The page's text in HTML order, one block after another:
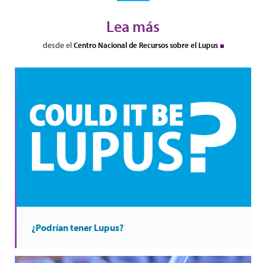
Lea más
desde elCentro Nacional de Recursos sobre el Lupus
¿Podrían tener Lupus?